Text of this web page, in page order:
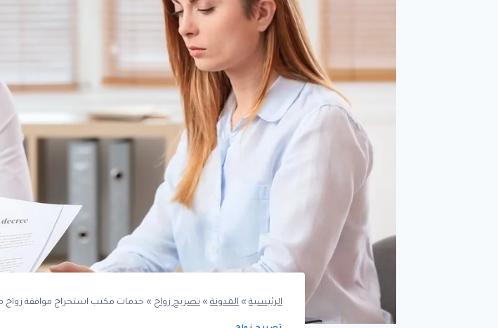
الرئيسية » المدونة » تصريح زواج » خدمات مكتب استخراج موافقة زواج